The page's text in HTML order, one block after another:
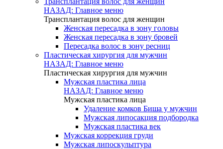
НАЗАД: Главное меню
Трансплантация волос для женщин
Женская пересадка в зону головы
Женская пересадка в зону бровей
Пересадка волос в зону ресниц
Пластическая хирургия для мужчин
НАЗАД: Главное меню
Пластическая хирургия для мужчин
Мужская пластика лица
НАЗАД: Главное меню
Мужская пластика лица
Удаление комков Биша у мужчин
Мужская липосакция подбородка
Мужская пластика век
Мужская коррекция груди
Мужская липоскульптура